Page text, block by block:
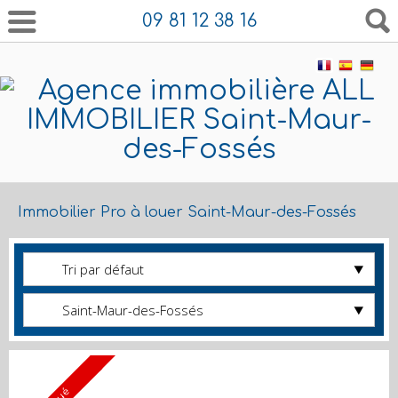
09 81 12 38 16
Immobilier Pro à louer Saint-Maur-des-Fossés
Tri par défaut
Saint-Maur-des-Fossés